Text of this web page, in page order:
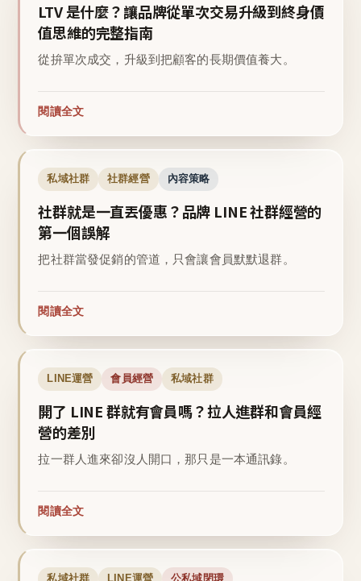
LTV 是什麼？讓品牌從單次交易升級到終身價
值思維的完整指南
從拚單次成交，升級到把顧客的長期價值養大。
閱讀全文
私域社群 社群經營 內容策略
社群就是一直丟優惠？品牌 LINE 社群經營的
第一個誤解
把社群當發促銷的管道，只會讓會員默默退群。
閱讀全文
LINE運營 會員經營 私域社群
開了 LINE 群就有會員嗎？拉人進群和會員經
營的差別
拉一群人進來卻沒人開口，那只是一本通訊錄。
閱讀全文